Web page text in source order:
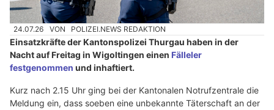
24.07.26 VON POLIZEI.NEWS REDAKTION
Einsatzkräfte der Kantonspolizei Thurgau haben in der
Nacht auf Freitag in Wigoltingen einen Fälleler
festgenommen und inhaftiert.
Kurz nach 2.15 Uhr ging bei der Kantonalen Notrufzentrale die
Meldung ein, dass soeben eine unbekannte Täterschaft an der